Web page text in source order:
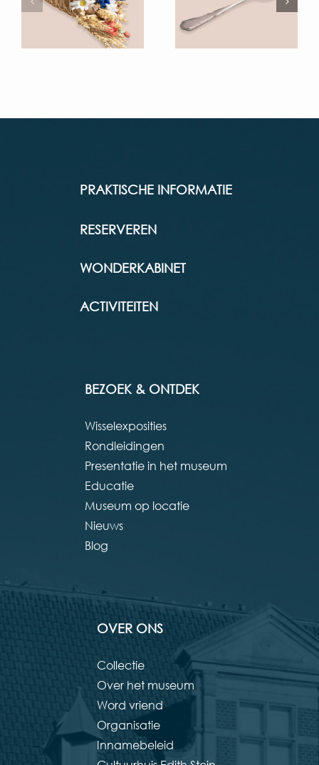
PRAKTISCHE INFORMATIE
RESERVEREN
WONDERKABINET
ACTIVITEITEN
BEZOEK & ONTDEK
Wisselexposities
Rondleidingen
Presentatie in het museum
Educatie
Museum op locatie
Nieuws
Blog
OVER ONS
Collectie
Over het museum
Word vriend
Organisatie
Innamebeleid